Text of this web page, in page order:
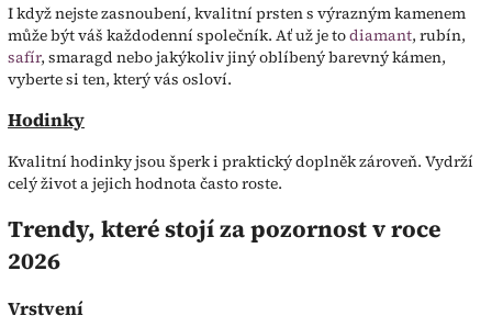
I když nejste zasnoubení, kvalitní prsten s výrazným kamenem
může být váš každodenní společník. Ať už je todiamant, rubín,
safír, smaragd nebo jakýkoliv jiný oblíbený barevný kámen,
vyberte si ten, který vás osloví.
Hodinky
Kvalitní hodinky jsou šperk i praktický doplněk zároveň. Vydrží
celý život a jejich hodnota často roste.
Trendy, které stojí za pozornost v roce
2026
Vrstvení